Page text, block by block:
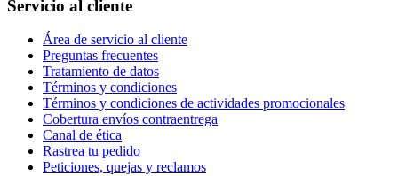
Servicio al cliente
Área de servicio al cliente
Preguntas frecuentes
Tratamiento de datos
Términos y condiciones
Términos y condiciones de actividades promocionales
Cobertura envíos contraentrega
Canal de ética
Rastrea tu pedido
Peticiones, quejas y reclamos